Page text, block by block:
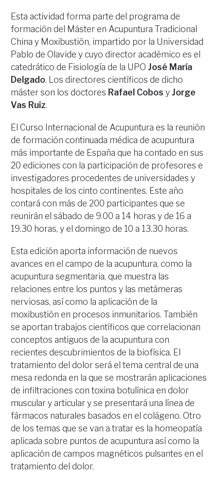
Esta actividad forma parte del programa de
formación del Máster en Acupuntura Tradicional
China y Moxibustión, impartido por la Universidad
Pablo de Olavide y cuyo director académico es el
catedrático de Fisiología de la UPO José María
Delgado. Los directores científicos de dicho
máster son los doctores Rafael Cobos y Jorge
Vas Ruiz.
El Curso Internacional de Acupuntura es la reunión
de formación continuada médica de acupuntura
más importante de España que ha contado en sus
20 ediciones con la participación de profesores e
investigadores procedentes de universidades y
hospitales de los cinto continentes. Este año
contará con más de 200 participantes que se
reunirán el sábado de 9.00 a 14 horas y de 16 a
19.30 horas, y el domingo de 10 a 13.30 horas.
Esta edición aporta información de nuevos
avances en el campo de la acupuntura, como la
acupuntura segmentaria, que muestra las
relaciones entre los puntos y las metámeras
nerviosas, así como la aplicación de la
moxibustión en procesos inmunitarios. También
se aportan trabajos científicos que correlacionan
conceptos antiguos de la acupuntura con
recientes descubrimientos de la biofísica. El
tratamiento del dolor será el tema central de una
mesa redonda en la que se mostrarán aplicaciones
de infiltraciones con toxina botulínica en dolor
muscular y articular y se presentará una línea de
fármacos naturales basados en el colágeno. Otro
de los temas que se van a tratar es la homeopatía
aplicada sobre puntos de acupuntura así como la
aplicación de campos magnéticos pulsantes en el
tratamiento del dolor.